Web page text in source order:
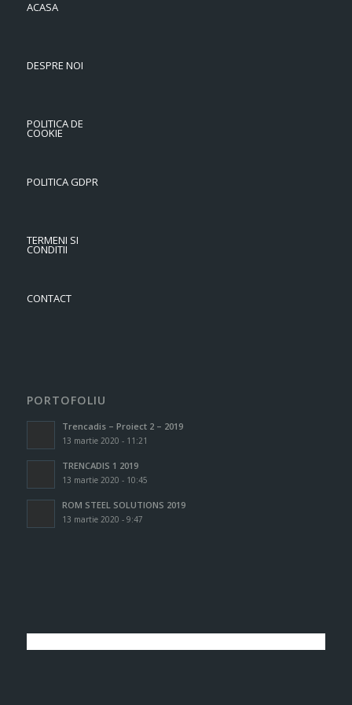
ACASA
DESPRE NOI
POLITICA DE
COOKIE
POLITICA GDPR
TERMENI SI
CONDITII
CONTACT
PORTOFOLIU
Trencadis – Proiect 2 – 2019
13 martie 2020 - 11:21
TRENCADIS 1 2019
13 martie 2020 - 10:45
ROM STEEL SOLUTIONS 2019
13 martie 2020 - 9:47